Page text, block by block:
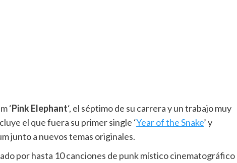
‘Pink Elephant‘, el séptimo de su carrera y un trabajo muy
el que fuera su primer single ‘Year of the Snake’ y
junto a nuevos temas originales.
por hasta 10 canciones de punk místico cinematográfico